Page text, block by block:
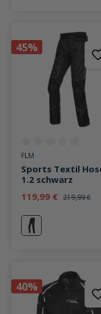
45%
Durchschnittliche
FLM
Sports Textil
1.2 schwarz
119,99 € 219,99 €
schwarz
40%